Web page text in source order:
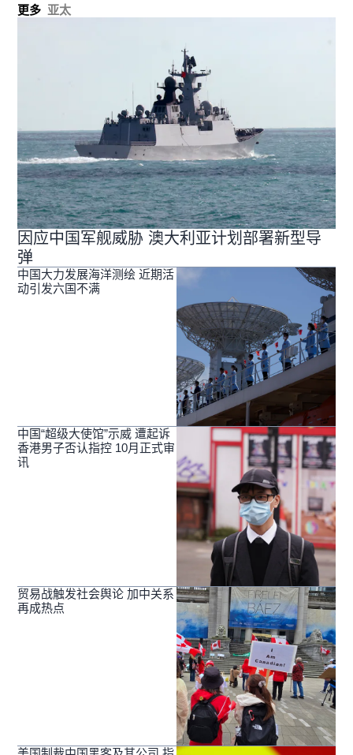
更多 亚太
因应中国军舰威胁 澳大利亚计划部署新型导
弹
中国大力发展海洋测绘 近期活
动引发六国不满
中国“超级大使馆”示威 遭起诉
香港男子否认指控 10月正式审
讯
贸易战触发社会舆论 加中关系
再成热点